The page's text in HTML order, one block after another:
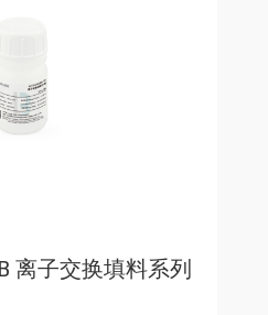
离子交换填料系列